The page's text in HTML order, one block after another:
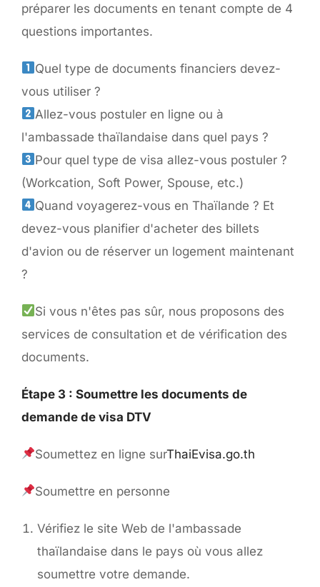
préparer les documents en tenant compte de 4
questions importantes.
Quel type de documents financiers devez-
vous utiliser ?
Allez-vous postuler en ligne ou à
l'ambassade thaïlandaise dans quel pays ?
Pour quel type de visa allez-vous postuler ?
(Workcation, Soft Power, Spouse, etc.)
Quand voyagerez-vous en Thaïlande ? Et
devez-vous planifier d'acheter des billets
d'avion ou de réserver un logement maintenant
?
Si vous n'êtes pas sûr, nous proposons des
services de consultation et de vérification des
documents.
Étape 3 : Soumettre les documents de
demande de visa DTV
Soumettez en ligne surThaiEvisa.go.th
Soumettre en personne
Vérifiez le site Web de l'ambassade
thaïlandaise dans le pays où vous allez
soumettre votre demande.